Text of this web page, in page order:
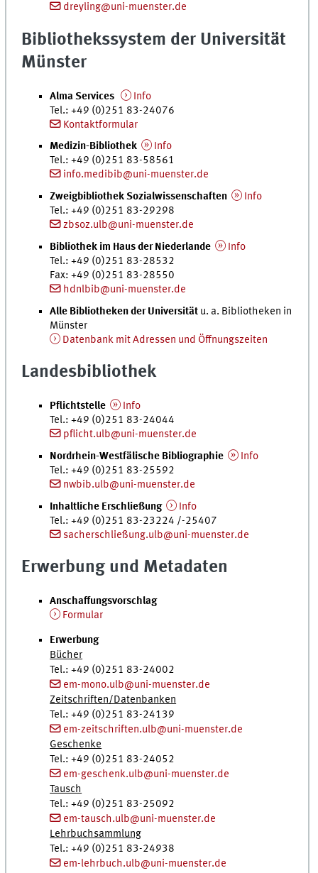
dreyling@uni-muenster.de
Bibliothekssystem der Universität
Münster
Alma Services
Info
Tel.: +49 (0)251 83-24076
Kontaktformular
Medizin-Bibliothek
Info
Tel.: +49 (0)251 83-58561
info.medibib@uni-muenster.de
Zweigbibliothek Sozialwissenschaften
Info
Tel.: +49 (0)251 83-29298
zbsoz.ulb@uni-muenster.de
Bibliothek im Haus der Niederlande
Info
Tel.: +49 (0)251 83-28532
Fax: +49 (0)251 83-28550
hdnlbib@uni-muenster.de
Alle Bibliotheken der Universität u. a. Bibliotheken in
Münster
Datenbank mit Adressen und Öffnungszeiten
Landesbibliothek
Pflichtstelle
Info
Tel.: +49 (0)251 83-24044
pflicht.ulb@uni-muenster.de
Nordrhein-Westfälische Bibliographie
Info
Tel.: +49 (0)251 83-25592
nwbib.ulb@uni-muenster.de
Inhaltliche Erschließung
Info
Tel.: +49 (0)251 83-23224 /-25407
sacherschließung.ulb@uni-muenster.de
Erwerbung und Metadaten
Anschaffungsvorschlag
Formular
Erwerbung
Bücher
Tel.: +49 (0)251 83-24002
em-mono.ulb@uni-muenster.de
Zeitschriften/Datenbanken
Tel.: +49 (0)251 83-24139
em-zeitschriften.ulb@uni-muenster.de
Geschenke
Tel.: +49 (0)251 83-24052
em-geschenk.ulb@uni-muenster.de
Tausch
Tel.: +49 (0)251 83-25092
em-tausch.ulb@uni-muenster.de
Lehrbuchsammlung
Tel.: +49 (0)251 83-24938
em-lehrbuch.ulb@uni-muenster.de